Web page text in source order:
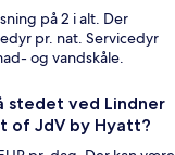
på 2 i alt. Der
pr. nat. Servicedyr
og vandskåle.
stedet ved Lindner
of JdV by Hyatt?